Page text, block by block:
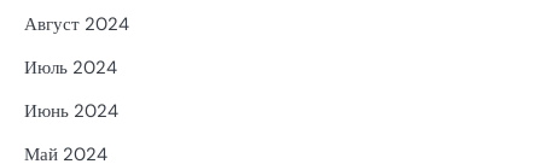
Август 2024
Июль 2024
Июнь 2024
Май 2024